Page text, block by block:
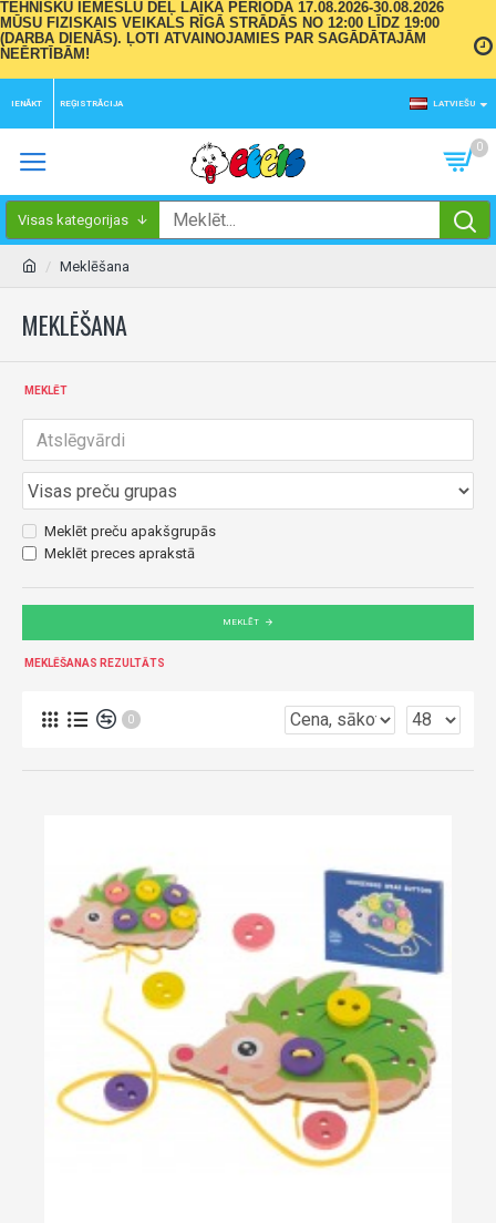
TEHNISKU IEMESLU DĒĻ LAIKA PERIODĀ 17.08.2026-30.08.2026
MŪSU FIZISKAIS VEIKALS RĪGĀ STRĀDĀS NO 12:00 LĪDZ 19:00
(DARBA DIENĀS). ĻOTI ATVAINOJAMIES PAR SAGĀDĀTAJĀM
NEĒRTĪBĀM!
IENĀKT REĢISTRĀCIJA LATVIEŠU
0
Visas kategorijas
Meklēšana
MEKLĒŠANA
MEKLĒT
Meklēt preču apakšgrupās
Meklēt preces aprakstā
MEKLĒT
MEKLĒŠANAS REZULTĀTS
0